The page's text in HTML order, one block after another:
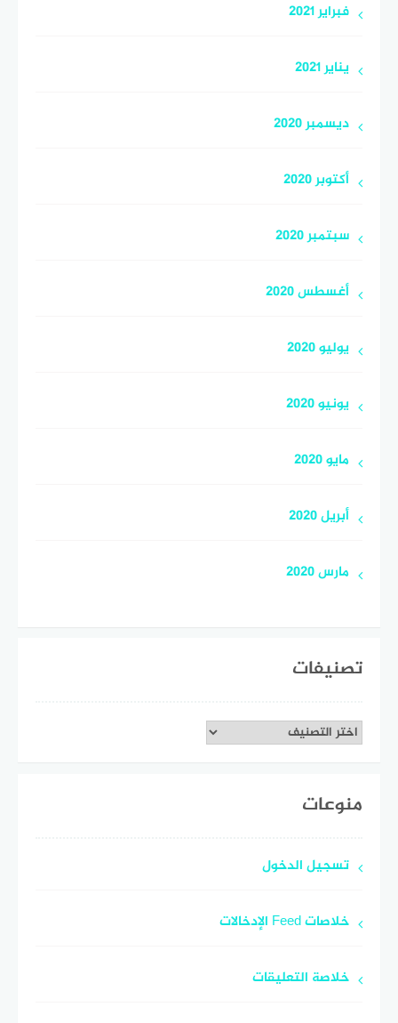
فبراير 2021
يناير 2021
ديسمبر 2020
أكتوبر 2020
سبتمبر 2020
أغسطس 2020
يوليو 2020
يونيو 2020
مايو 2020
أبريل 2020
مارس 2020
تصنيفات
تصنيفات
منوعات
تسجيل الدخول
خلاصات Feed الإدخالات
خلاصة التعليقات